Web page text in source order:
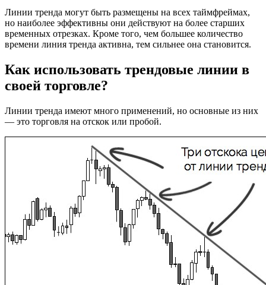
Линии тренда могут быть размещены на всех таймфреймах,
но наиболее эффективны они действуют на более старших
временных отрезках. Кроме того, чем большее количество
времени линия тренда активна, тем сильнее она становится.
Как использовать трендовые линии в
своей торговле?
Линии тренда имеют много применений, но основные из них
— это торговля на отскок или пробой.